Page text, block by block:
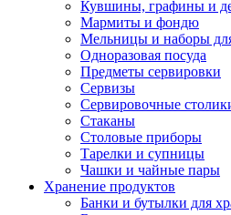
Кувшины, графины и
Мармиты и фондю
Мельницы и наборы
Одноразовая посуда
Предметы сервировки
Сервизы
Сервировочные
Стаканы
Столовые приборы
Тарелки и супницы
Чашки и чайные пары
Хранение продуктов
Банки и бутылки для